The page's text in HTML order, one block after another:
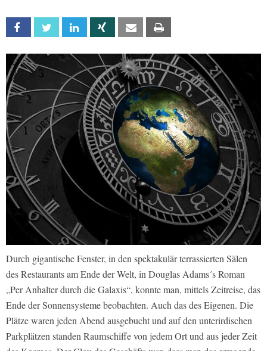
Facebook Twitter Linkedin Xing Email
Durch gigantische Fenster, in den spektakulär terrassierten Sälen
des Restaurants am Ende der Welt, in Douglas Adams´s Roman
„Per Anhalter durch die Galaxis“, konnte man, mittels Zeitreise, das
Ende der Sonnensysteme beobachten. Auch das des Eigenen. Die
Plätze waren jeden Abend ausgebucht und auf den unterirdischen
Parkplätzen standen Raumschiffe von jedem Ort und aus jeder Zeit